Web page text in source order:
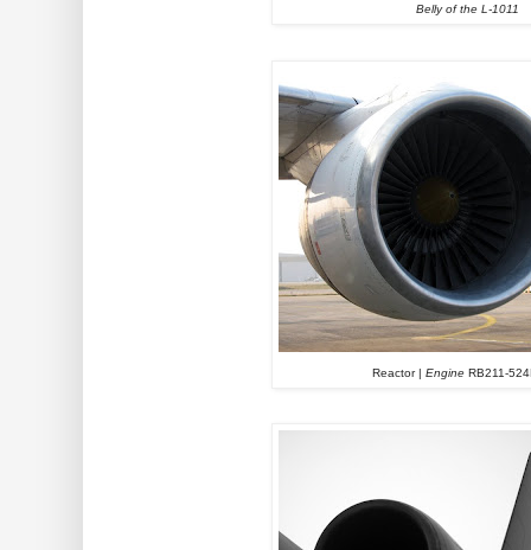
Belly of the L-1011
Reactor |Engine RB211-